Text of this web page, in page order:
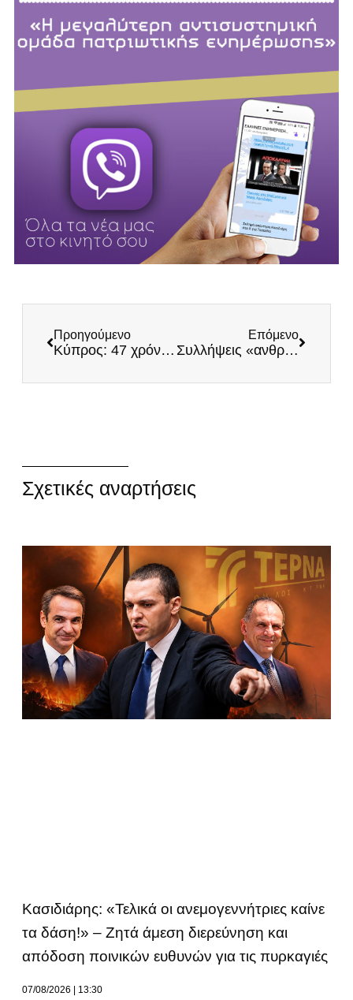
Προηγούμενο
Κύπρος: 47 χρόνια από την τουρκική εισβολή κανένας δεν ξεχνά!
Επόμενο
Συλλήψεις «ανθρωπιστών» στη Λέσβο για κατασκοπεία
Σχετικές αναρτήσεις
Κασιδιάρης: «Τελικά οι ανεμογεννήτριες καίνε
τα δάση!» – Ζητά άμεση διερεύνηση και
απόδοση ποινικών ευθυνών για τις πυρκαγιές
07/08/2026 13:30